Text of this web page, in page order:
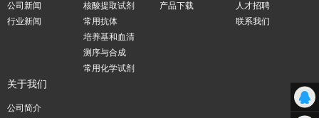
公司新闻
行业新闻
核酸提取试剂
常用抗体
培养基和血清
测序与合成
常用化学试剂
产品下载
人才招聘
联系我们
关于我们
公司简介